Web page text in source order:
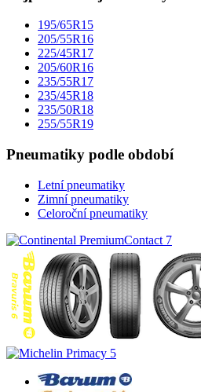
195/65R15
205/55R16
225/45R17
205/60R16
235/55R17
235/45R18
235/50R18
255/55R19
Pneumatiky podle období
Letní pneumatiky
Zimní pneumatiky
Celoroční pneumatiky